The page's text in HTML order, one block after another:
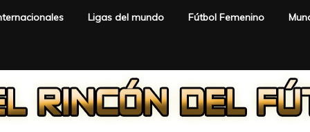
Ligas del mundo Fútbol Femenino